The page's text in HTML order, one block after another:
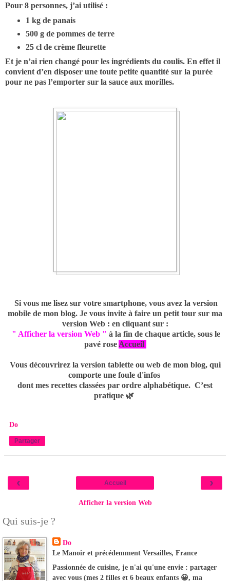
Pour 8 personnes, j’ai utilisé :
1 kg de panais
500 g de pommes de terre
25 cl de crème fleurette
Et je n’ai rien changé pour les ingrédients du coulis. En effet il
convient d’en disposer une toute petite quantité sur la purée
pour ne pas l’emporter sur la sauce aux morilles.
Si vous me lisez sur votre smartphone, vous avez la version
mobile de mon blog. Je vous invite à faire un petit tour sur ma
version Web : en cliquant sur :
" Afficher la version Web " à la fin de chaque article, sous le
pavé roseAccueil
Vous découvrirez la version tablette ou web de mon blog, qui
comporte une foule d'infos
dont mes recettes classées par ordre alphabétique. C’est
pratique 🌿
Do
Partager
‹ ›
Accueil
Afficher la version Web
Qui suis-je ?
Do
Le Manoir et précédemment Versailles, France
Passionnée de cuisine, je n'ai qu'une envie : partager
avec vous (mes 2 filles et 6 beaux enfants 😀, ma